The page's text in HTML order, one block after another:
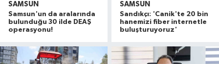
SAMSUN
Samsun'un da aralarında
bulunduğu 30 ilde DEAŞ
operasyonu!
SAMSUN
Sandıkçı: 'Canik'te 20 bin
hanemizi fiber internetle
buluşturuyoruz'